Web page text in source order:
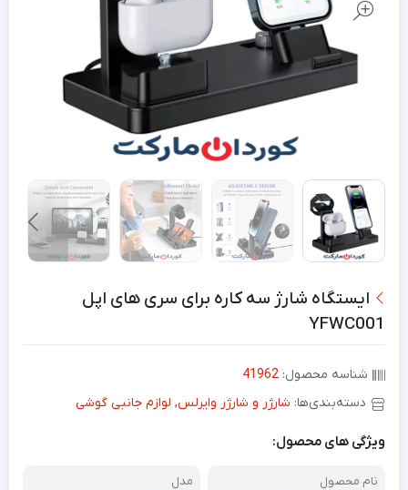
ایستگاه شارژ سه کاره برای سری های اپل
YFWC001
شناسه محصول: 41962
دسته‌بندی‌ها: شارژر و شارژر وایرلس, لوازم جانبی گوشی
ویژگی های محصول:
نام محصول
مدل